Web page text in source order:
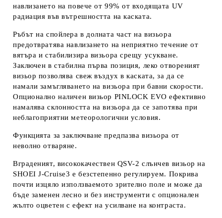
навлизането на повече от 99% от входящата UV
радиация във вътрешността на каската.
Ръбът на спойлера в долната част на визьора
предотвратява навлизането на неприятно течение от
вятъра и стабилизира визьора срещу усукване.
Заключен в стабилна първа позиция, леко отвореният
визьор позволява свеж въздух в каската, за да се
намали замъгляването на визьора при бавни скорости.
Опционално наличен визьор PINLOCK EVO ефективно
намалява склонността на визьора да се запотява при
неблагоприятни метеорологични условия.
Функцията за заключване предпазва визьора от
неволно отваряне.
Вграденият, висококачествен QSV-2 слънчев визьор на
SHOEI J-Cruise3 е безстепенно регулируем. Покрива
почти изцяло използваемото зрително поле и може да
бъде заменен лесно и без инструменти с опционален
жълто оцветен с ефект на усилване на контраста.